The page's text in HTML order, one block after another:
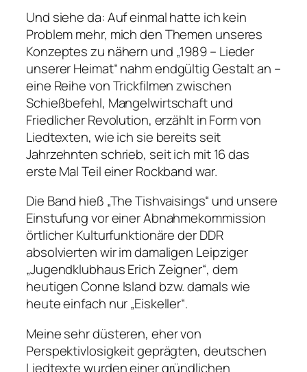
Und siehe da: Auf einmal hatte ich kein
Problem mehr, mich den Themen unseres
Konzeptes zu nähern und „1989 – Lieder
unserer Heimat“ nahm endgültig Gestalt an –
eine Reihe von Trickfilmen zwischen
Schießbefehl, Mangelwirtschaft und
Friedlicher Revolution, erzählt in Form von
Liedtexten, wie ich sie bereits seit
Jahrzehnten schrieb, seit ich mit 16 das
erste Mal Teil einer Rockband war.
Die Band hieß „The Tishvaisings“ und unsere
Einstufung vor einer Abnahmekommission
örtlicher Kulturfunktionäre der DDR
absolvierten wir im damaligen Leipziger
„Jugendklubhaus Erich Zeigner“, dem
heutigen Conne Island bzw. damals wie
heute einfach nur „Eiskeller“.
Meine sehr düsteren, eher von
Perspektivlosigkeit geprägten, deutschen
Liedtexte wurden einer gründlichen